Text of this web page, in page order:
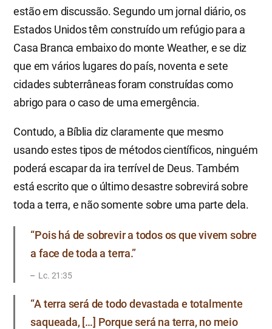
estão em discussão. Segundo um jornal diário, os
Estados Unidos têm construído um refúgio para a
Casa Branca embaixo do monte Weather, e se diz
que em vários lugares do país, noventa e sete
cidades subterrâneas foram construídas como
abrigo para o caso de uma emergência.
Contudo, a Bíblia diz claramente que mesmo
usando estes tipos de métodos científicos, ninguém
poderá escapar da ira terrível de Deus. Também
está escrito que o último desastre sobrevirá sobre
toda a terra, e não somente sobre uma parte dela.
“Pois há de sobrevir a todos os que vivem sobre
a face de toda a terra.”
Lc. 21:35
“A terra será de todo devastada e totalmente
saqueada, […] Porque será na terra, no meio